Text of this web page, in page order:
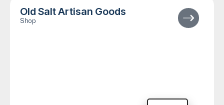
Old Salt Artisan Goods
Shop